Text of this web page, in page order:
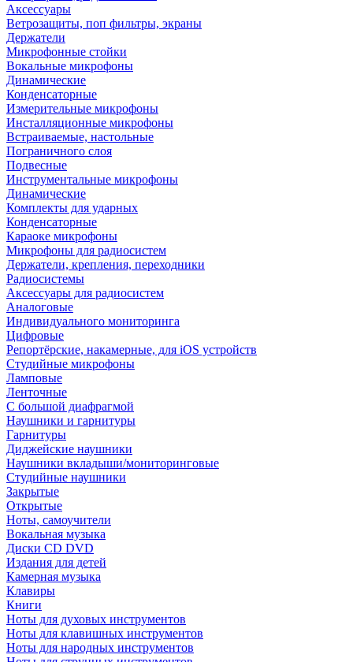
Аксессуары
Ветрозащиты, поп фильтры, экраны
Держатели
Микрофонные стойки
Вокальные микрофоны
Динамические
Конденсаторные
Измерительные микрофоны
Инсталляционные микрофоны
Встраиваемые, настольные
Пограничного слоя
Подвесные
Инструментальные микрофоны
Динамические
Комплекты для ударных
Конденсаторные
Караоке микрофоны
Микрофоны для радиосистем
Держатели, крепления, переходники
Радиосистемы
Аксессуары для радиосистем
Аналоговые
Индивидуального мониторинга
Цифровые
Репортёрские, накамерные, для iOS устройств
Студийные микрофоны
Ламповые
Ленточные
С большой диафрагмой
Наушники и гарнитуры
Гарнитуры
Диджейские наушники
Наушники вкладыши/мониторинговые
Студийные наушники
Закрытые
Открытые
Ноты, самоучители
Вокальная музыка
Диски CD DVD
Издания для детей
Камерная музыка
Клавиры
Книги
Ноты для духовых инструментов
Ноты для клавишных инструментов
Ноты для народных инструментов